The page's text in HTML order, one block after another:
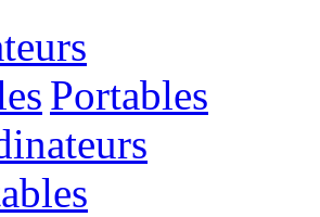
Portables